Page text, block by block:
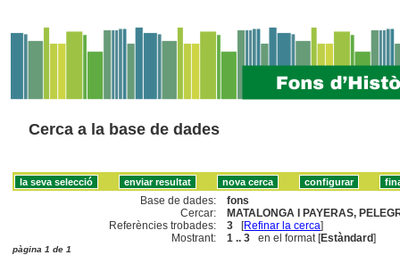
Cerca a la base de dades
Base de dades:
fons
Cercar:
MATALONGA I PAYERAS,
Referències trobades:
3 [Refinar la cerca]
Mostrant:
1 .. 3 en el format [Estàndard]
pàgina 1 de 1